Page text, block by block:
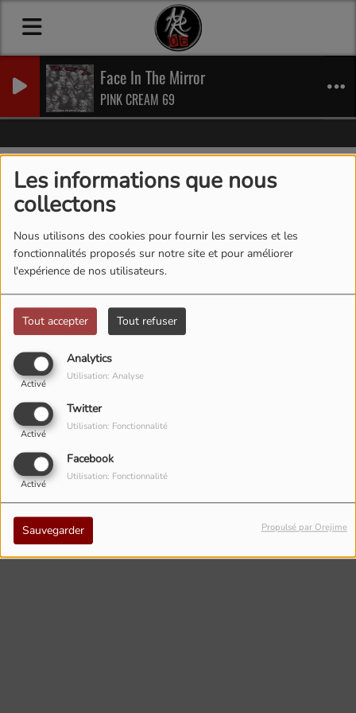
Les informations que nous
collectons
Nous utilisons des cookies pour fournir les services et les
fonctionnalités proposés sur notre site et pour améliorer
l'expérience de nos utilisateurs.
Tout accepter Tout refuser
Analytics
Activé
Utilisation: Analyse
Twitter
Activé
Utilisation: Fonctionnalité
Facebook
Activé
Utilisation: Fonctionnalité
Sauvegarder Propulsé par Orejime
Face In The Mirror
PINK CREAM 69
MetalRock News International News
International News